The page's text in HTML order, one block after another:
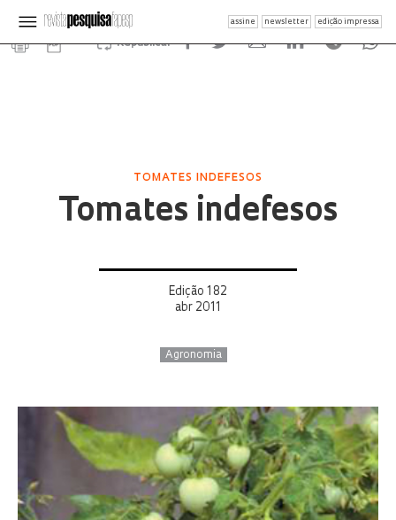
assine newsletter edição impressa
Republicar
TOMATES INDEFESOS
Tomates indefesos
Edição 182
abr 2011
Agronomia